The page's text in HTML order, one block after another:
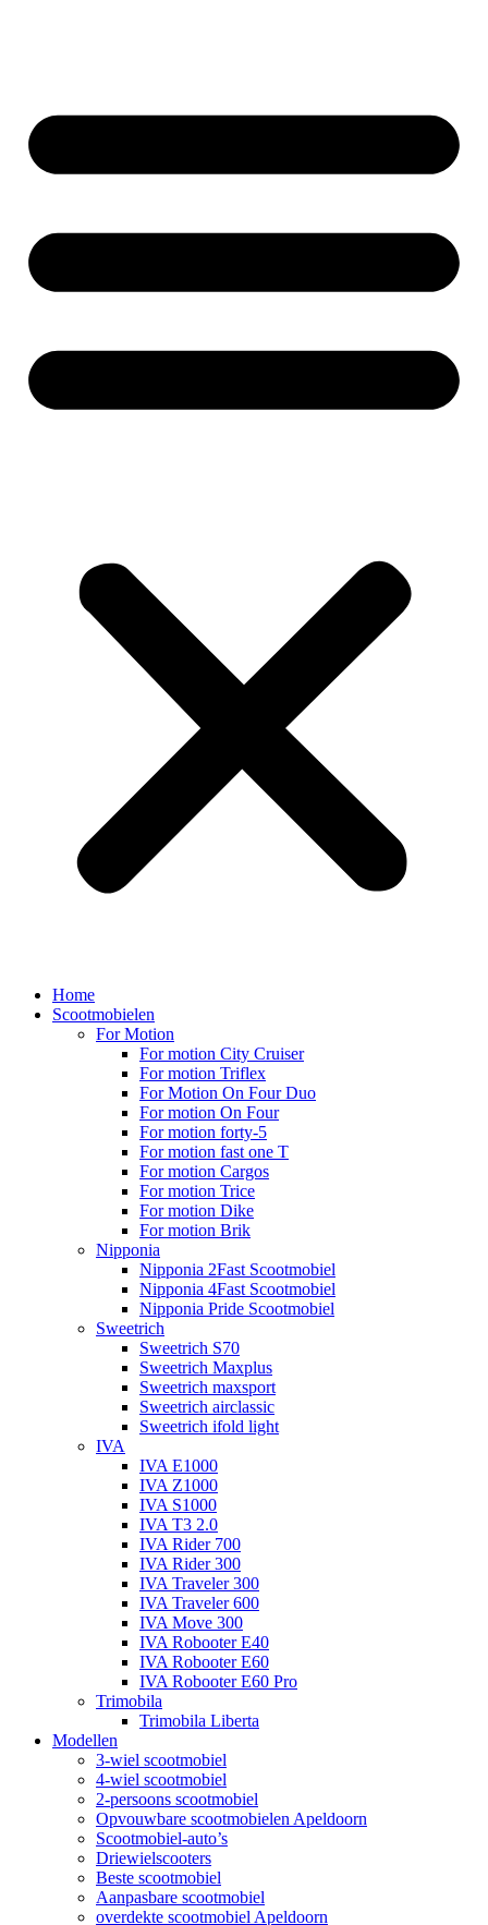
Home
Scootmobielen
For Motion
For motion City Cruiser
For motion Triflex
For Motion On Four Duo
For motion On Four
For motion forty-5
For motion fast one T
For motion Cargos
For motion Trice
For motion Dike
For motion Brik
Nipponia
Nipponia 2Fast Scootmobiel
Nipponia 4Fast Scootmobiel
Nipponia Pride Scootmobiel
Sweetrich
Sweetrich S70
Sweetrich Maxplus
Sweetrich maxsport
Sweetrich airclassic
Sweetrich ifold light
IVA
IVA E1000
IVA Z1000
IVA S1000
IVA T3 2.0
IVA Rider 700
IVA Rider 300
IVA Traveler 300
IVA Traveler 600
IVA Move 300
IVA Robooter E40
IVA Robooter E60
IVA Robooter E60 Pro
Trimobila
Trimobila Liberta
Modellen
3-wiel scootmobiel
4-wiel scootmobiel
2-persoons scootmobiel
Opvouwbare scootmobielen Apeldoorn
Scootmobiel-auto’s
Driewielscooters
Beste scootmobiel
Aanpasbare scootmobiel
overdekte scootmobiel Apeldoorn